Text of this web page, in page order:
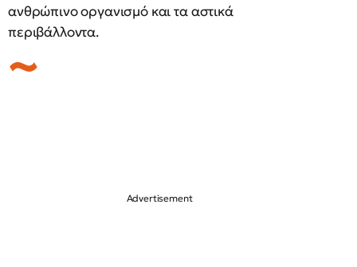
ανθρώπινο οργανισμό και τα αστικά
περιβάλλοντα.